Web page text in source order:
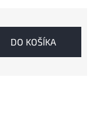
DO KOŠÍKA